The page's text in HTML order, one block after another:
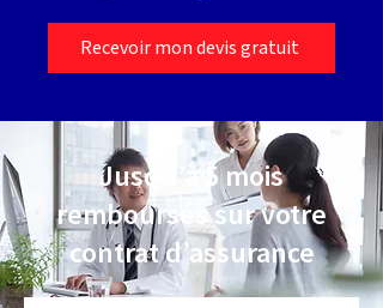
Recevoir mon devis gratuit
Jusqu’à 5 mois
remboursés sur votre
contrat d’assurance